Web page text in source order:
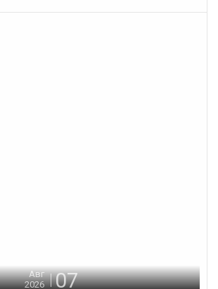
Авг
2026
07